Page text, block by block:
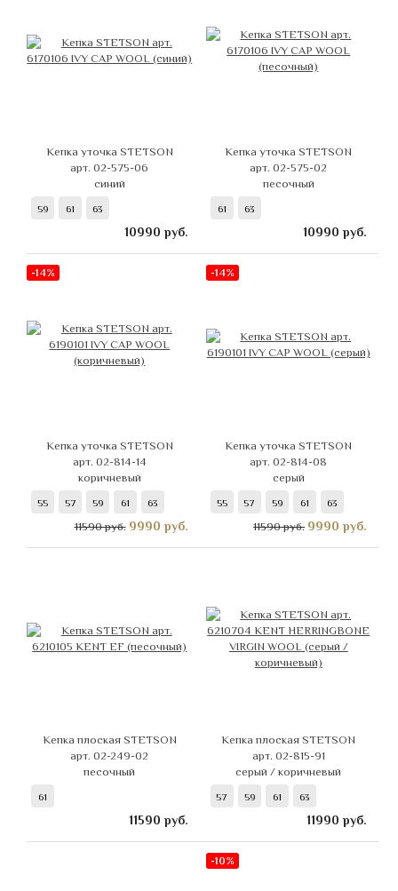
Кепка уточка STETSON
арт. 02-575-06
синий
59 61 63
10990 руб.
Кепка уточка STETSON
арт. 02-575-02
песочный
61 63
10990 руб.
-14%
Кепка уточка STETSON
арт. 02-814-14
коричневый
55 57 59 61 63
11590 руб. 9990 руб.
-14%
Кепка уточка STETSON
арт. 02-814-08
серый
55 57 59 61 63
11590 руб. 9990 руб.
Кепка плоская STETSON
арт. 02-249-02
песочный
61
11590 руб.
Кепка плоская STETSON
арт. 02-815-91
серый / коричневый
57 59 61 63
11990 руб.
-10%